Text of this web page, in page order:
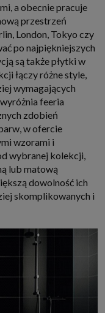
a obecnie pracuje
przestrzeń
London, Tokyo czy
po najpiękniejszych
są także płytki w
łączy różne style,
wymagających
feeria
zdobień
w ofercie
wzorami i
wybranej kolekcji,
lub matową
dowolność ich
skomplikowanych i